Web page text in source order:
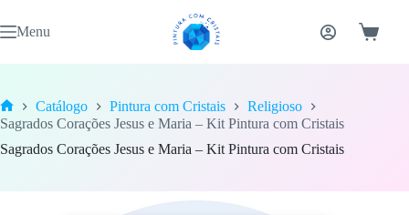
para
o
Menu Carrinho
Home
Catálogo Pintura com Cristais
Religioso
Sagrados Corações Jesus e Maria – Kit Pintura com Cristais
Sagrados Corações Jesus e Maria – Kit Pintura com Cristais